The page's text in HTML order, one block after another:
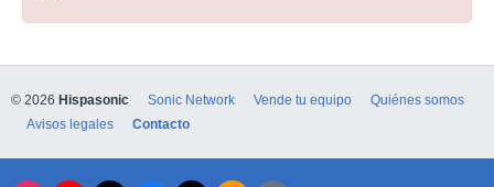
© 2026 Hispasonic Sonic Network Vende tu equipo
Quiénes somos
Avisos legales
Contacto